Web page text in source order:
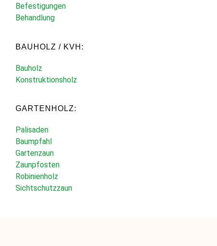
Befestigungen
Behandlung
BAUHOLZ / KVH:
Bauholz
Konstruktionsholz
GARTENHOLZ:
Palisaden
Baumpfahl
Gartenzaun
Zaunpfosten
Robinienholz
Sichtschutzzaun